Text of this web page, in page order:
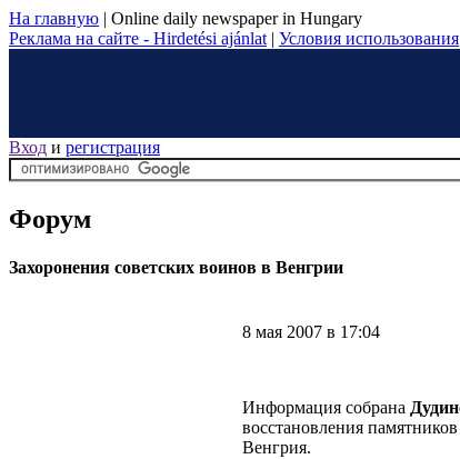
На главную | Online daily newspaper in Hungary
Реклама на сайте - Hirdetési ajánlat | Условия использования
Вход и регистрация
Форум
Захоронения советских воинов в Венгрии
8 мая 2007 в 17:04
Информация собрана
восстановления
Венгрия.